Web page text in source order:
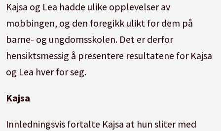
Kajsa og Lea hadde ulike opplevelser av
mobbingen, og den foregikk ulikt for dem på
barne- og ungdomsskolen. Det er derfor
hensiktsmessig å presentere resultatene for Kajsa
og Lea hver for seg.
Kajsa
Innledningsvis fortalte Kajsa at hun sliter med